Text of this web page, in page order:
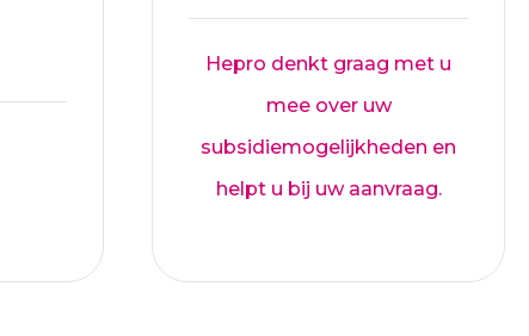
Hepro denkt graag met u
mee over uw
subsidiemogelijkheden en
helpt u bij uw aanvraag.